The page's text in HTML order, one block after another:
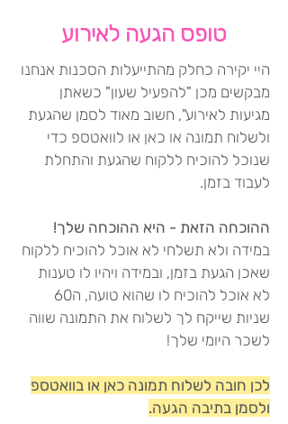
טופס הגעה לאירוע
היי יקירה כחלק מהתייעלות הסכנות אנחנו
מבקשים מכן "להפעיל שעון" כשאתן
מגיעות לאירוע", חשוב מאוד לסמן שהגעת
ולשלוח תמונה או כאן או לוואטספ כדי
שנוכל להוכיח ללקוח שהגעת והתחלת
לעבוד בזמן.
ההוכחה הזאת - היא ההוכחה שלך!
במידה ולא תשלחי לא אוכל להוכיח ללקוח
שאכן הגעת בזמן, ובמידה ויהיו לו טענות
לא אוכל להוכיח לו שהוא טועה, ה60
שניות שייקח לך לשלוח את התמונה שווה
לשכר היומי שלך!
לכן חובה לשלוח תמונה כאן או בוואטספ
ולסמן בתיבה הגעה.